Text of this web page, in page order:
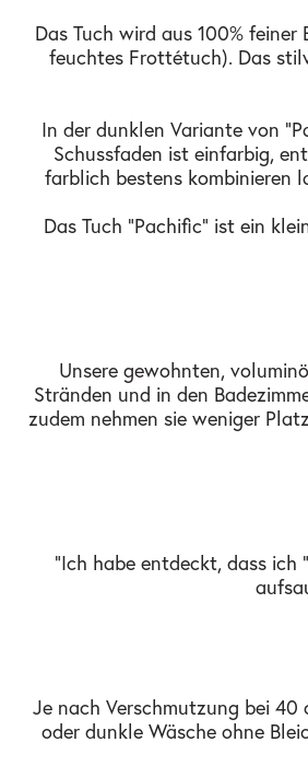
Das Tuch wird aus 100%
feuchtes Frottétuch). Das
In der dunklen Variante von
Schussfaden ist einfarbig,
farblich bestens kombinieren
Das Tuch "Pachific" ist ein
Unsere gewohnten,
Stränden und in den
zudem nehmen sie weniger
"Ich habe entdeckt, dass
Je nach Verschmutzung bei
oder dunkle Wäsche ohne